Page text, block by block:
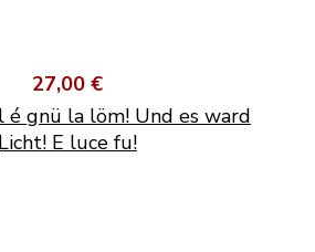
27,00 €
é gnü la löm! Und es ward
Licht! E luce fu!